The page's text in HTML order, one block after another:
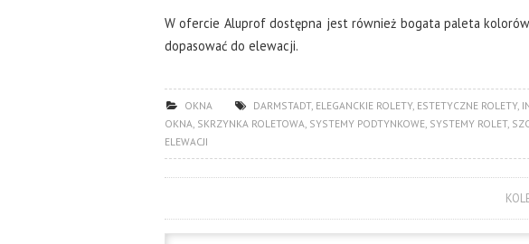
W ofercie Aluprof dostępna jest również bogata paleta
dopasować do elewacji.
OKNA DARMSTADT, ELEGANCKIE ROLETY, ESTETYCZNE ROLETY,
OKNA SKRZYNKA ROLETOWA SYSTEMY PODTYNKOWE SYSTEMY ROLET,
ELEWACJI